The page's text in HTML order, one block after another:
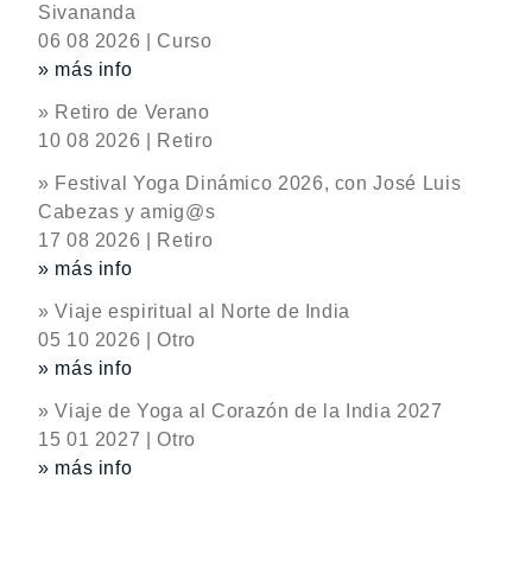
Sivananda
06 08 2026 | Curso
» más info
» Retiro de Verano
10 08 2026 | Retiro
» Festival Yoga Dinámico 2026, con José Luis
Cabezas y amig@s
17 08 2026 | Retiro
» más info
» Viaje espiritual al Norte de India
05 10 2026 | Otro
» más info
» Viaje de Yoga al Corazón de la India 2027
15 01 2027 | Otro
» más info